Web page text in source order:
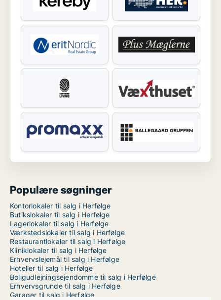
Populære søgninger
Kontorlokaler til salg i Herfølge
Butikslokaler til salg i Herfølge
Lagerlokaler til salg i Herfølge
Værkstedslokaler til salg i Herfølge
Restaurantlokaler til salg i Herfølge
Kliniklokaler til salg i Herfølge
Erhvervslejemål til salg i Herfølge
Hoteller til salg i Herfølge
Boligudlejningsejendomme til salg i Herfølge
Erhvervsgrunde til salg i Herfølge
Garager til salg i Herfølge